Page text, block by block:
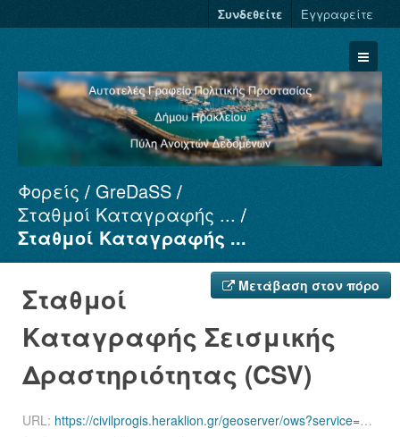
Συνδεθείτε Εγγραφείτε
Σύνολα Δεδομένων
Φορείς
Ομάδες
Φορείς
GreDaSS
Σταθμοί Καταγραφής ...
Σταθμοί Καταγραφής ...
Μετάβαση στον πόρο
Σταθμοί
Καταγραφής Σεισμικής
Δραστηριότητας (CSV)
URL: https://civilprogis.heraklion.gr/geoserver/ows?service=WFS&version=1.0.0&request=GetFeature&typeName=civilprovec%3Aetq_poi_station&maxFeatures=6000&outputFormat=csv